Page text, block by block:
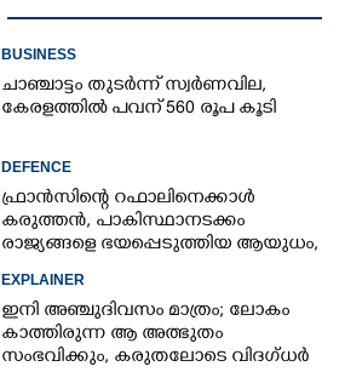
BUSINESS
ചാഞ്ചാട്ടം തുടർന്ന് സ്വർണവില,
കേരളത്തിൽ പവന് 560 രൂപ കൂടി
DEFENCE
ഫ്രാൻസിന്റെ റഫാലിനെക്കാൾ
കരുത്തൻ,​ പാകിസ്ഥാനടക്കം
രാജ്യങ്ങളെ ഭയപ്പെടുത്തിയ ആയുധം,​
ഇന്ത്യ നിർമ്മിച്ച എണ്ണം 100ലേക്ക്
EXPLAINER
ഇനി അഞ്ചുദിവസം മാത്രം; ലോകം
കാത്തിരുന്ന ആ അത്ഭുതം
സംഭവിക്കും, കരുതലോടെ വിദഗ്ധർ